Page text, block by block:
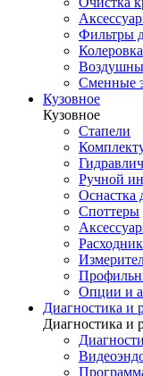
Фильтры
Колеровка
Сменные
Кузовное
Кузовное
Стапели
Ручной
Оснастка
Споттеры
Опции и
Диагностика и
Диагностика и